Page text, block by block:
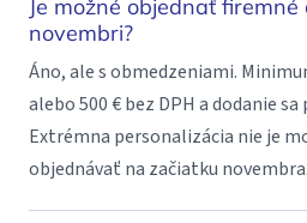
Je možné objednať
novembri?
Áno, ale s obmedzeniami.
alebo 500 € bez DPH a dodanie
Extrémna personalizácia nie je
objednávať na začiatku novembra.